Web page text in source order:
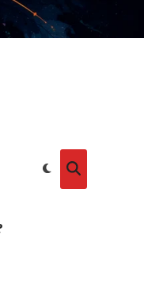
Cambiar
Abrir
búsqueda